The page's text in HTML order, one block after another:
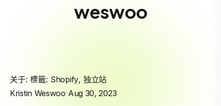
weswoo
关于: 標籤: Shopify, 独立站
Kristin Weswoo Aug 30, 2023